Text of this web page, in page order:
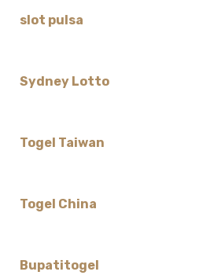
slot pulsa
Sydney Lotto
Togel Taiwan
Togel China
Bupatitogel